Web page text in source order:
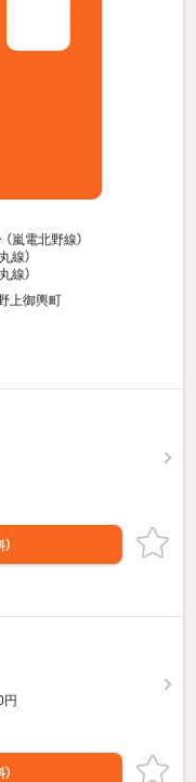
（嵐電北野線）
線）
線）
上御輿町
円